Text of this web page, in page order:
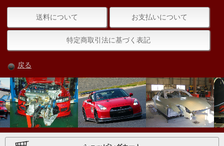
送料について お支払いについて
特定商取引法に基づく表記
戻る